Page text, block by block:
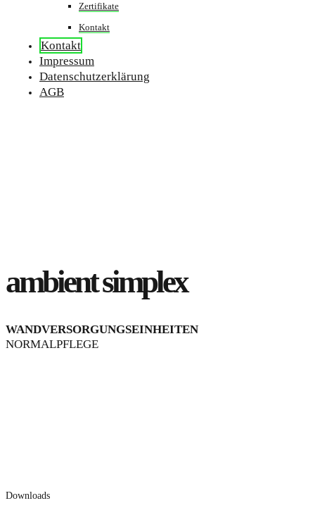
Zertifikate
Kontakt
Kontakt
Impressum
Datenschutzerklärung
AGB
ambient simplex
WANDVERSORGUNGSEINHEITEN
NORMALPFLEGE
Downloads